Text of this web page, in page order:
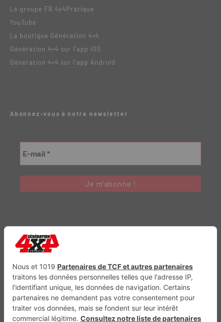
Le groupe FB 4x4Pratique
YouTube
La boutique Génération 4×4
Génération 4×4 sur l’app IOS
Génération 4×4 sur l’app Android
Abonnez-vous à notre newsletter
MX2K Enduro Mag Trail Adventure Trial Mag Sport-Bikes
Boutique CPPRESSE Maisons A Vivre
Retour en haut